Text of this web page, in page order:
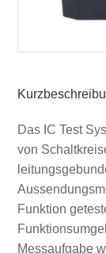
Schema
Das IC Test
von
Funktion
Messaufgabe